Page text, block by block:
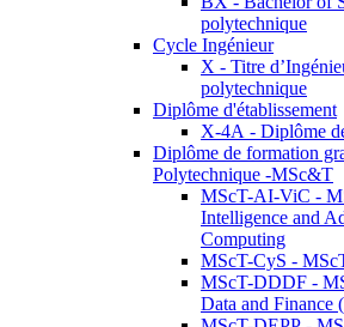
polytechnique
Cycle Ingénieur
X - Titre
polytechnique
Diplôme d'établissement
X-4A - Diplôme
Diplôme de formation
Polytechnique -MSc&T
MScT-AI-ViC -
Intelligence and
Computing
MScT-CyS -
MScT-DDDF -
Data and Finance